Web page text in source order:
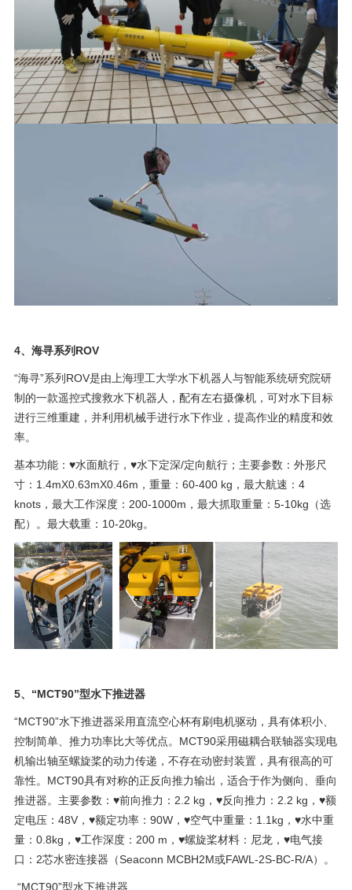
4、海寻系列ROV
“海寻”系列ROV是由上海理工大学水下机器人与智能系统研究院研
制的一款遥控式搜救水下机器人，配有左右摄像机，可对水下目标
进行三维重建，并利用机械手进行水下作业，提高作业的精度和效
率。
基本功能：♥水面航行，♥水下定深/定向航行；主要参数：外形尺
寸：1.4mX0.63mX0.46m，重量：60-400 kg，最大航速：4
knots，最大工作深度：200-1000m，最大抓取重量：5-10kg（选
配）。最大载重：10-20kg。
5、“MCT90”型水下推进器
“MCT90”水下推进器采用直流空心杯有刷电机驱动，具有体积小、
控制简单、推力功率比大等优点。MCT90采用磁耦合联轴器实现电
机输出轴至螺旋桨的动力传递，不存在动密封装置，具有很高的可
靠性。MCT90具有对称的正反向推力输出，适合于作为侧向、垂向
推进器。主要参数：♥前向推力：2.2 kg，♥反向推力：2.2 kg，♥额
定电压：48V，♥额定功率：90W，♥空气中重量：1.1kg，♥水中重
量：0.8kg，♥工作深度：200 m，♥螺旋桨材料：尼龙，♥电气接
口：2芯水密连接器（Seaconn MCBH2M或FAWL-2S-BC-R/A）。
“MCT90”型水下推进器